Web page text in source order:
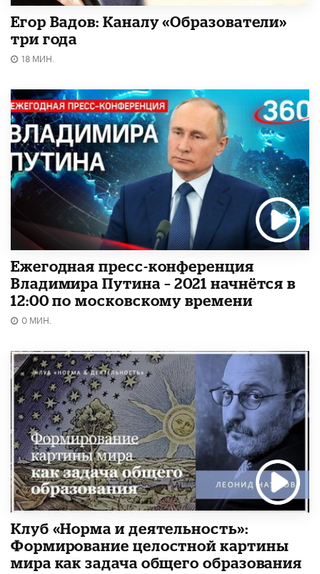
Егор Вадов: Каналу «Образователи»
три года
18 МИН.
Ежегодная пресс-конференция
Владимира Путина – 2021 начнётся в
12:00 по московскому времени
0 МИН.
Клуб «Норма и деятельность»:
Формирование целостной картины
мира как задача общего образования